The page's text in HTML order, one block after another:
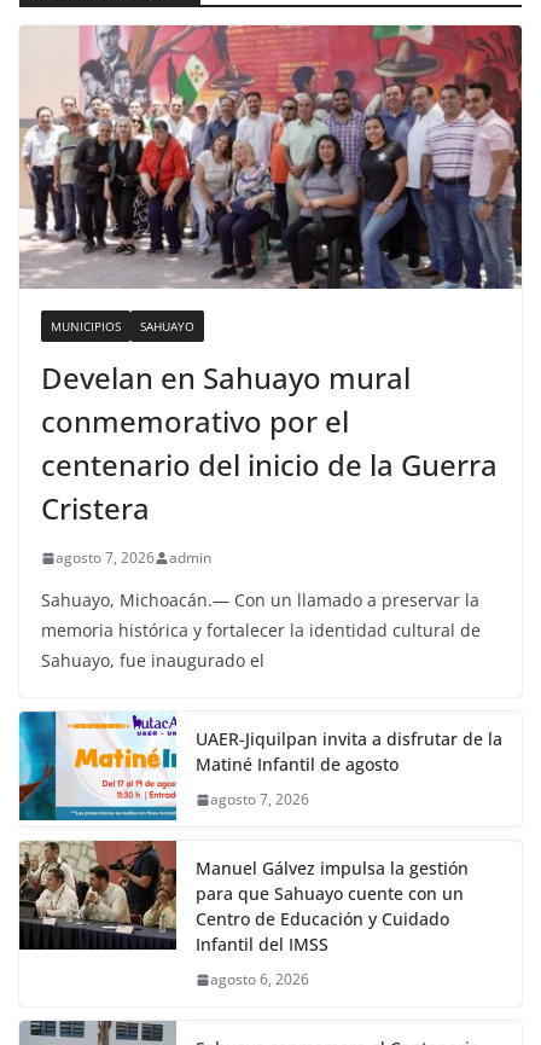
MUNICIPIOS SAHUAYO
Develan en Sahuayo mural
conmemorativo por el
centenario del inicio de la Guerra
Cristera
agosto 7, 2026 admin
Sahuayo, Michoacán.— Con un llamado a preservar la
memoria histórica y fortalecer la identidad cultural de
Sahuayo, fue inaugurado el
UAER-Jiquilpan invita a disfrutar de la
Matiné Infantil de agosto
agosto 7, 2026
Manuel Gálvez impulsa la gestión
para que Sahuayo cuente con un
Centro de Educación y Cuidado
Infantil del IMSS
agosto 6, 2026